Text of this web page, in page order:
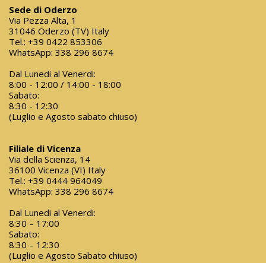
Sede di Oderzo
Via Pezza Alta, 1
31046 Oderzo (TV) Italy
Tel.: +39 0422 853306
WhatsApp: 338 296 8674
Dal Lunedi al Venerdi:
8:00 - 12:00 / 14:00 - 18:00
Sabato:
8:30 - 12:30
(Luglio e Agosto sabato chiuso)
Filiale di Vicenza
Via della Scienza, 14
36100 Vicenza (VI) Italy
Tel.: +39 0444 964049
WhatsApp: 338 296 8674
Dal Lunedi al Venerdi:
8:30 – 17:00
Sabato:
8:30 – 12:30
(Luglio e Agosto Sabato chiuso)